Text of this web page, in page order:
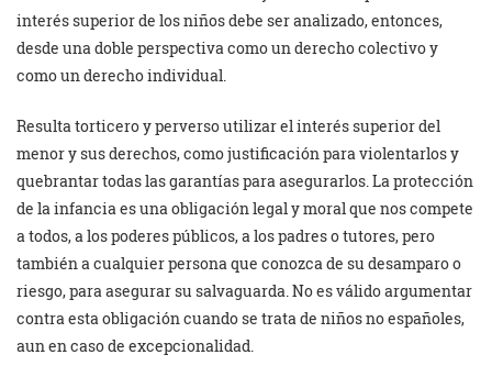
interés superior de los niños debe ser analizado, entonces,
desde una doble perspectiva como un derecho colectivo y
como un derecho individual.
Resulta torticero y perverso utilizar el interés superior del
menor y sus derechos, como justificación para violentarlos y
quebrantar todas las garantías para asegurarlos. La protección
de la infancia es una obligación legal y moral que nos compete
a todos, a los poderes públicos, a los padres o tutores, pero
también a cualquier persona que conozca de su desamparo o
riesgo, para asegurar su salvaguarda. No es válido argumentar
contra esta obligación cuando se trata de niños no españoles,
aun en caso de excepcionalidad.